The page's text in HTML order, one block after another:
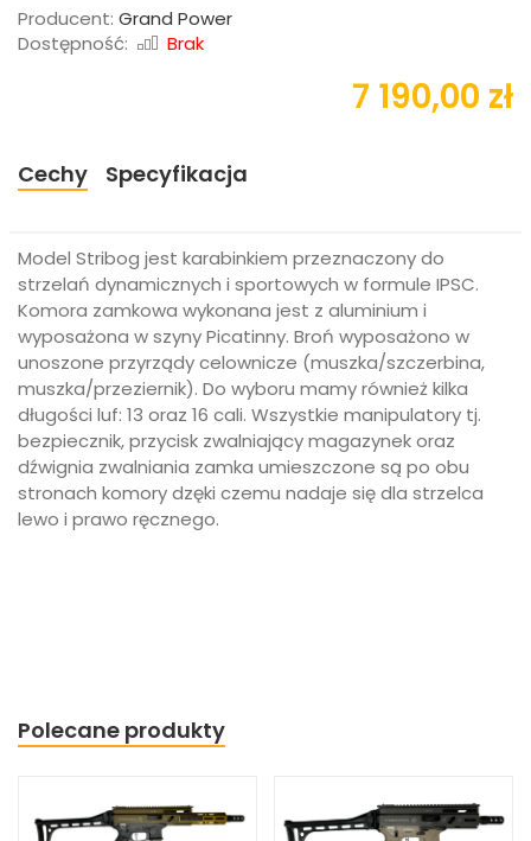
Producent: Grand Power
Dostępność:
Brak
7 190,00 zł
Cechy Specyfikacja
Model Stribog jest karabinkiem przeznaczony do
strzelań dynamicznych i sportowych w formule IPSC.
Komora zamkowa wykonana jest z aluminium i
wyposażona w szyny Picatinny. Broń wyposażono w
unoszone przyrządy celownicze (muszka/szczerbina,
muszka/przeziernik). Do wyboru mamy również kilka
długości luf: 13 oraz 16 cali. Wszystkie manipulatory tj.
bezpiecznik, przycisk zwalniający magazynek oraz
dźwignia zwalniania zamka umieszczone są po obu
stronach komory dzęki czemu nadaje się dla strzelca
lewo i prawo ręcznego.
Polecane produkty